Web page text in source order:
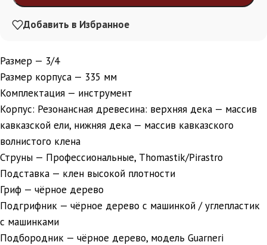
Добавить в Избранное
Размер — 3/4
Размер корпуса — 335 мм
Комплектация — инструмент
Корпус: Резонансная древесина: верхняя дека — массив
кавказской ели, нижняя дека — массив кавказского
волнистого клена
Струны — Профессиональные, Thomastik/Pirastro
Подставка — клен высокой плотности
Гриф — чёрное дерево
Подгрифник — чёрное дерево с машинкой / углепластик
с машинками
Подбородник — чёрное дерево, модель Guarneri